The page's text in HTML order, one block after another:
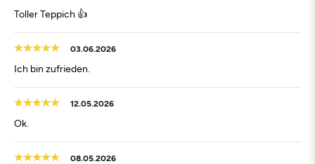
Toller Teppich 👍
03.06.2026
Ich bin zufrieden.
12.05.2026
Ok.
08.05.2026